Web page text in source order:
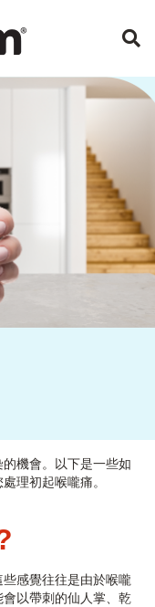
機會。以下是一些如
理初起喉嚨痛。
感覺往往是由於喉嚨
以帶刺的仙人掌、乾